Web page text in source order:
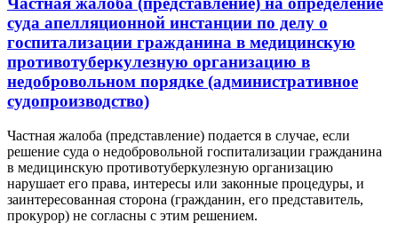
суда апелляционной инстанции по делу о
госпитализации гражданина в медицинскую
противотуберкулезную организацию в
недобровольном порядке (административное
судопроизводство)
Частная жалоба (представление) подается в случае, если
решение суда о недобровольной госпитализации гражданина
в медицинскую противотуберкулезную организацию
нарушает его права, интересы или законные процедуры, и
заинтересованная сторона (гражданин, его представитель,
прокурор) не согласны с этим решением.